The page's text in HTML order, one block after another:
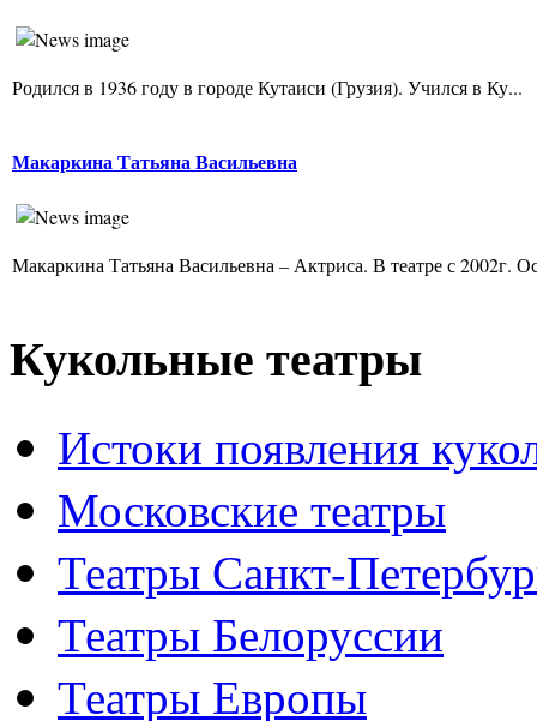
Родился в 1936 году в городе Кутаиси (Грузия). Учился в Ку...
Макаркина Татьяна Васильевна
Макаркина Татьяна Васильевна – Актриса. В театре с 2002г.
Кукольные театры
Истоки появления
Московские театры
Театры Санкт-
Театры Белоруссии
Театры Европы